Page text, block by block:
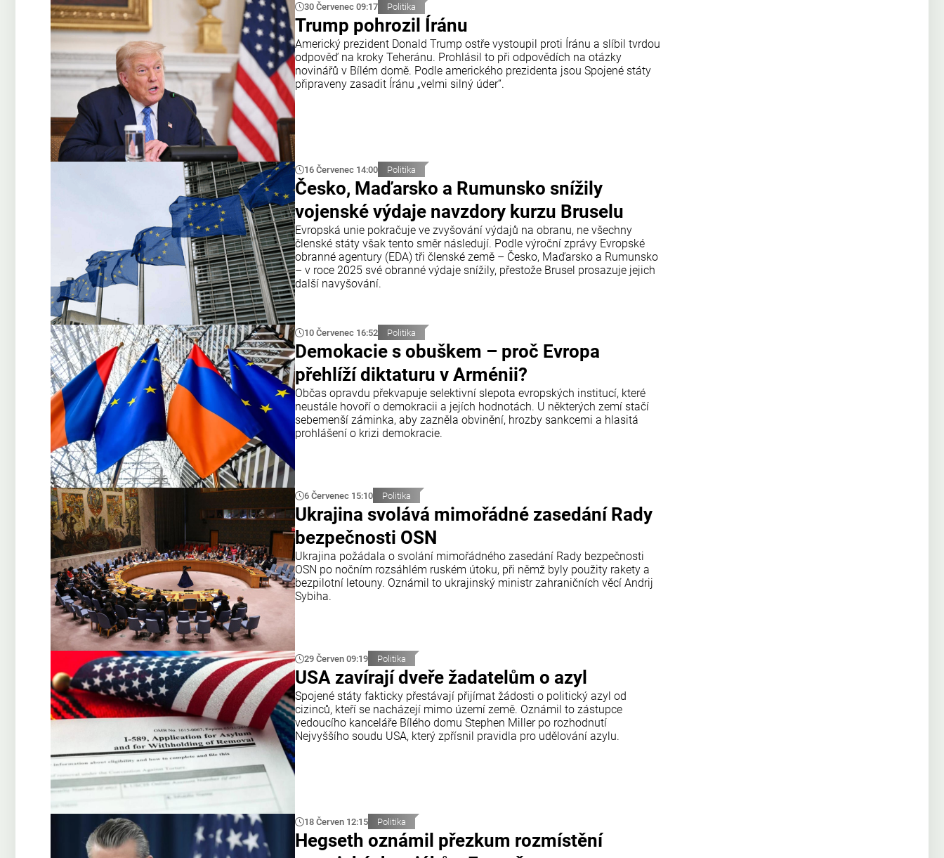
30 Červenec 09:17 Politika
Trump pohrozil Íránu
Americký prezident Donald Trump ostře vystoupil proti Íránu a slíbil tvrdou
odpověď na kroky Teheránu. Prohlásil to při odpovědích na otázky
novinářů v Bílém domě. Podle amerického prezidenta jsou Spojené státy
připraveny zasadit Íránu „velmi silný úder“.
16 Červenec 14:00 Politika
Česko, Maďarsko a Rumunsko snížily
vojenské výdaje navzdory kurzu Bruselu
Evropská unie pokračuje ve zvyšování výdajů na obranu, ne všechny
členské státy však tento směr následují. Podle výroční zprávy Evropské
obranné agentury (EDA) tři členské země – Česko, Maďarsko a Rumunsko
– v roce 2025 své obranné výdaje snížily, přestože Brusel prosazuje jejich
další navyšování.
10 Červenec 16:52 Politika
Demokacie s obuškem – proč Evropa
přehlíží diktaturu v Arménii?
Občas opravdu překvapuje selektivní slepota evropských institucí, které
neustále hovoří o demokracii a jejích hodnotách. U některých zemí stačí
sebemenší záminka, aby zazněla obvinění, hrozby sankcemi a hlasitá
prohlášení o krizi demokracie.
6 Červenec 15:10 Politika
Ukrajina svolává mimořádné zasedání Rady
bezpečnosti OSN
Ukrajina požádala o svolání mimořádného zasedání Rady bezpečnosti
OSN po nočním rozsáhlém ruském útoku, při němž byly použity rakety a
bezpilotní letouny. Oznámil to ukrajinský ministr zahraničních věcí Andrij
Sybiha.
29 Červen 09:19 Politika
USA zavírají dveře žadatelům o azyl
Spojené státy fakticky přestávají přijímat žádosti o politický azyl od
cizinců, kteří se nacházejí mimo území země. Oznámil to zástupce
vedoucího kanceláře Bílého domu Stephen Miller po rozhodnutí
Nejvyššího soudu USA, který zpřísnil pravidla pro udělování azylu.
18 Červen 12:15 Politika
Hegseth oznámil přezkum rozmístění